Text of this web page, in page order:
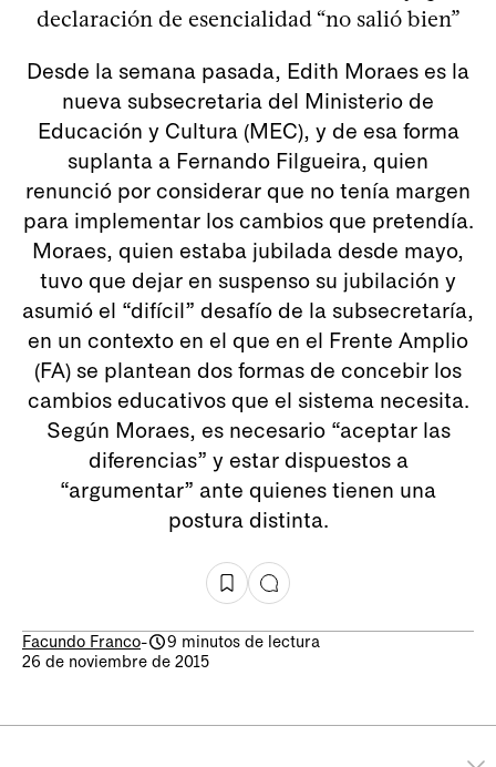
declaración de esencialidad “no salió bien”
Desde la semana pasada, Edith Moraes es la
nueva subsecretaria del Ministerio de
Educación y Cultura (MEC), y de esa forma
suplanta a Fernando Filgueira, quien
renunció por considerar que no tenía margen
para implementar los cambios que pretendía.
Moraes, quien estaba jubilada desde mayo,
tuvo que dejar en suspenso su jubilación y
asumió el “difícil” desafío de la subsecretaría,
en un contexto en el que en el Frente Amplio
(FA) se plantean dos formas de concebir los
cambios educativos que el sistema necesita.
Según Moraes, es necesario “aceptar las
diferencias” y estar dispuestos a
“argumentar” ante quienes tienen una
postura distinta.
Facundo Franco-
9 minutos de lectura
26 de noviembre de 2015